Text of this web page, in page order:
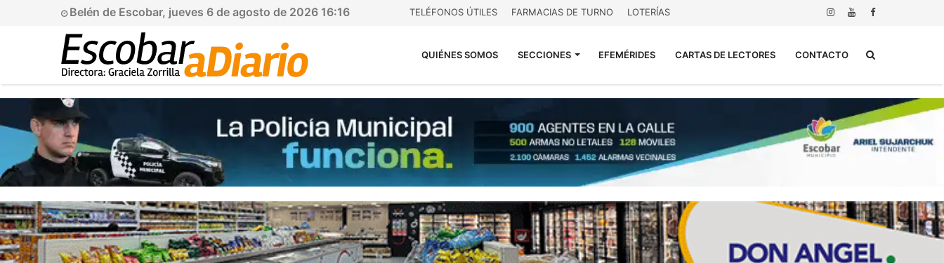
Belén de Escobar, jueves 6 de agosto de 2026 16:16 TELÉFONOS ÚTILES FARMACIAS DE TURNO LOTERÍAS
QUIÉNES SOMOS SECCIONES EFEMÉRIDES CARTAS DE LECTORES CONTACTO